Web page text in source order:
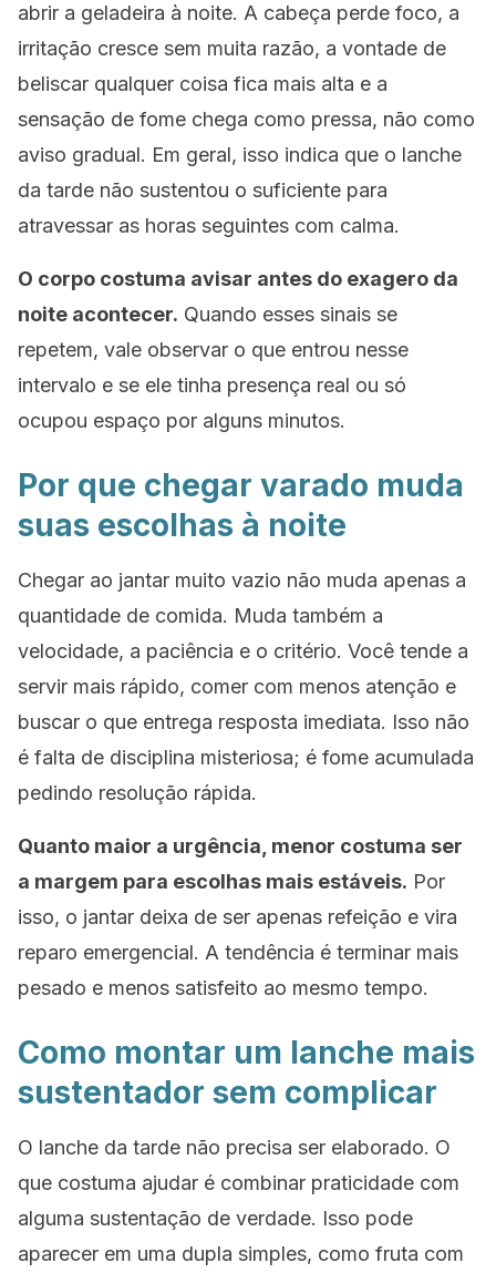
abrir a geladeira à noite. A cabeça perde foco, a
irritação cresce sem muita razão, a vontade de
beliscar qualquer coisa fica mais alta e a
sensação de fome chega como pressa, não como
aviso gradual. Em geral, isso indica que o lanche
da tarde não sustentou o suficiente para
atravessar as horas seguintes com calma.
O corpo costuma avisar antes do exagero da
noite acontecer. Quando esses sinais se
repetem, vale observar o que entrou nesse
intervalo e se ele tinha presença real ou só
ocupou espaço por alguns minutos.
Por que chegar varado muda
suas escolhas à noite
Chegar ao jantar muito vazio não muda apenas a
quantidade de comida. Muda também a
velocidade, a paciência e o critério. Você tende a
servir mais rápido, comer com menos atenção e
buscar o que entrega resposta imediata. Isso não
é falta de disciplina misteriosa; é fome acumulada
pedindo resolução rápida.
Quanto maior a urgência, menor costuma ser
a margem para escolhas mais estáveis. Por
isso, o jantar deixa de ser apenas refeição e vira
reparo emergencial. A tendência é terminar mais
pesado e menos satisfeito ao mesmo tempo.
Como montar um lanche mais
sustentador sem complicar
O lanche da tarde não precisa ser elaborado. O
que costuma ajudar é combinar praticidade com
alguma sustentação de verdade. Isso pode
aparecer em uma dupla simples, como fruta com